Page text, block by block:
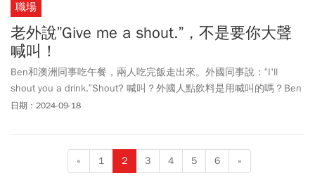
職場
老外說”Give me a shout.”，不是要你大聲
喊叫！
Ben和澳洲同事吃午餐，兩人吃完飯走出來。外國同事說：“I'll
shout you a drink.”Shout? 喊叫？外國人點飲料是用喊叫的嗎？Ben
看著老外手拿著一杯飲料走出來，沒怎麼喊叫。原來“shout you a
日期：2024-09-18
« 1 2 3 4 5 6 »